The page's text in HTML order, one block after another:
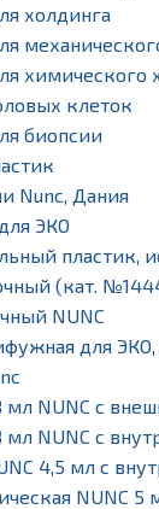
холдинга
химического
клеток
биопсии
Nunc, Дания
ЭКО
пластик,
(кат.
NUNC
для ЭКО,
мл NUNC с
NUNC с
4,5 мл с
NUNC 5